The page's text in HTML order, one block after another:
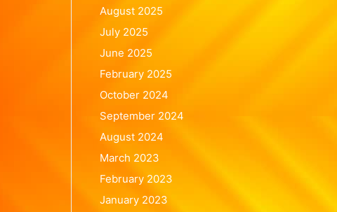
August 2025
July 2025
June 2025
February 2025
October 2024
September 2024
August 2024
March 2023
February 2023
January 2023